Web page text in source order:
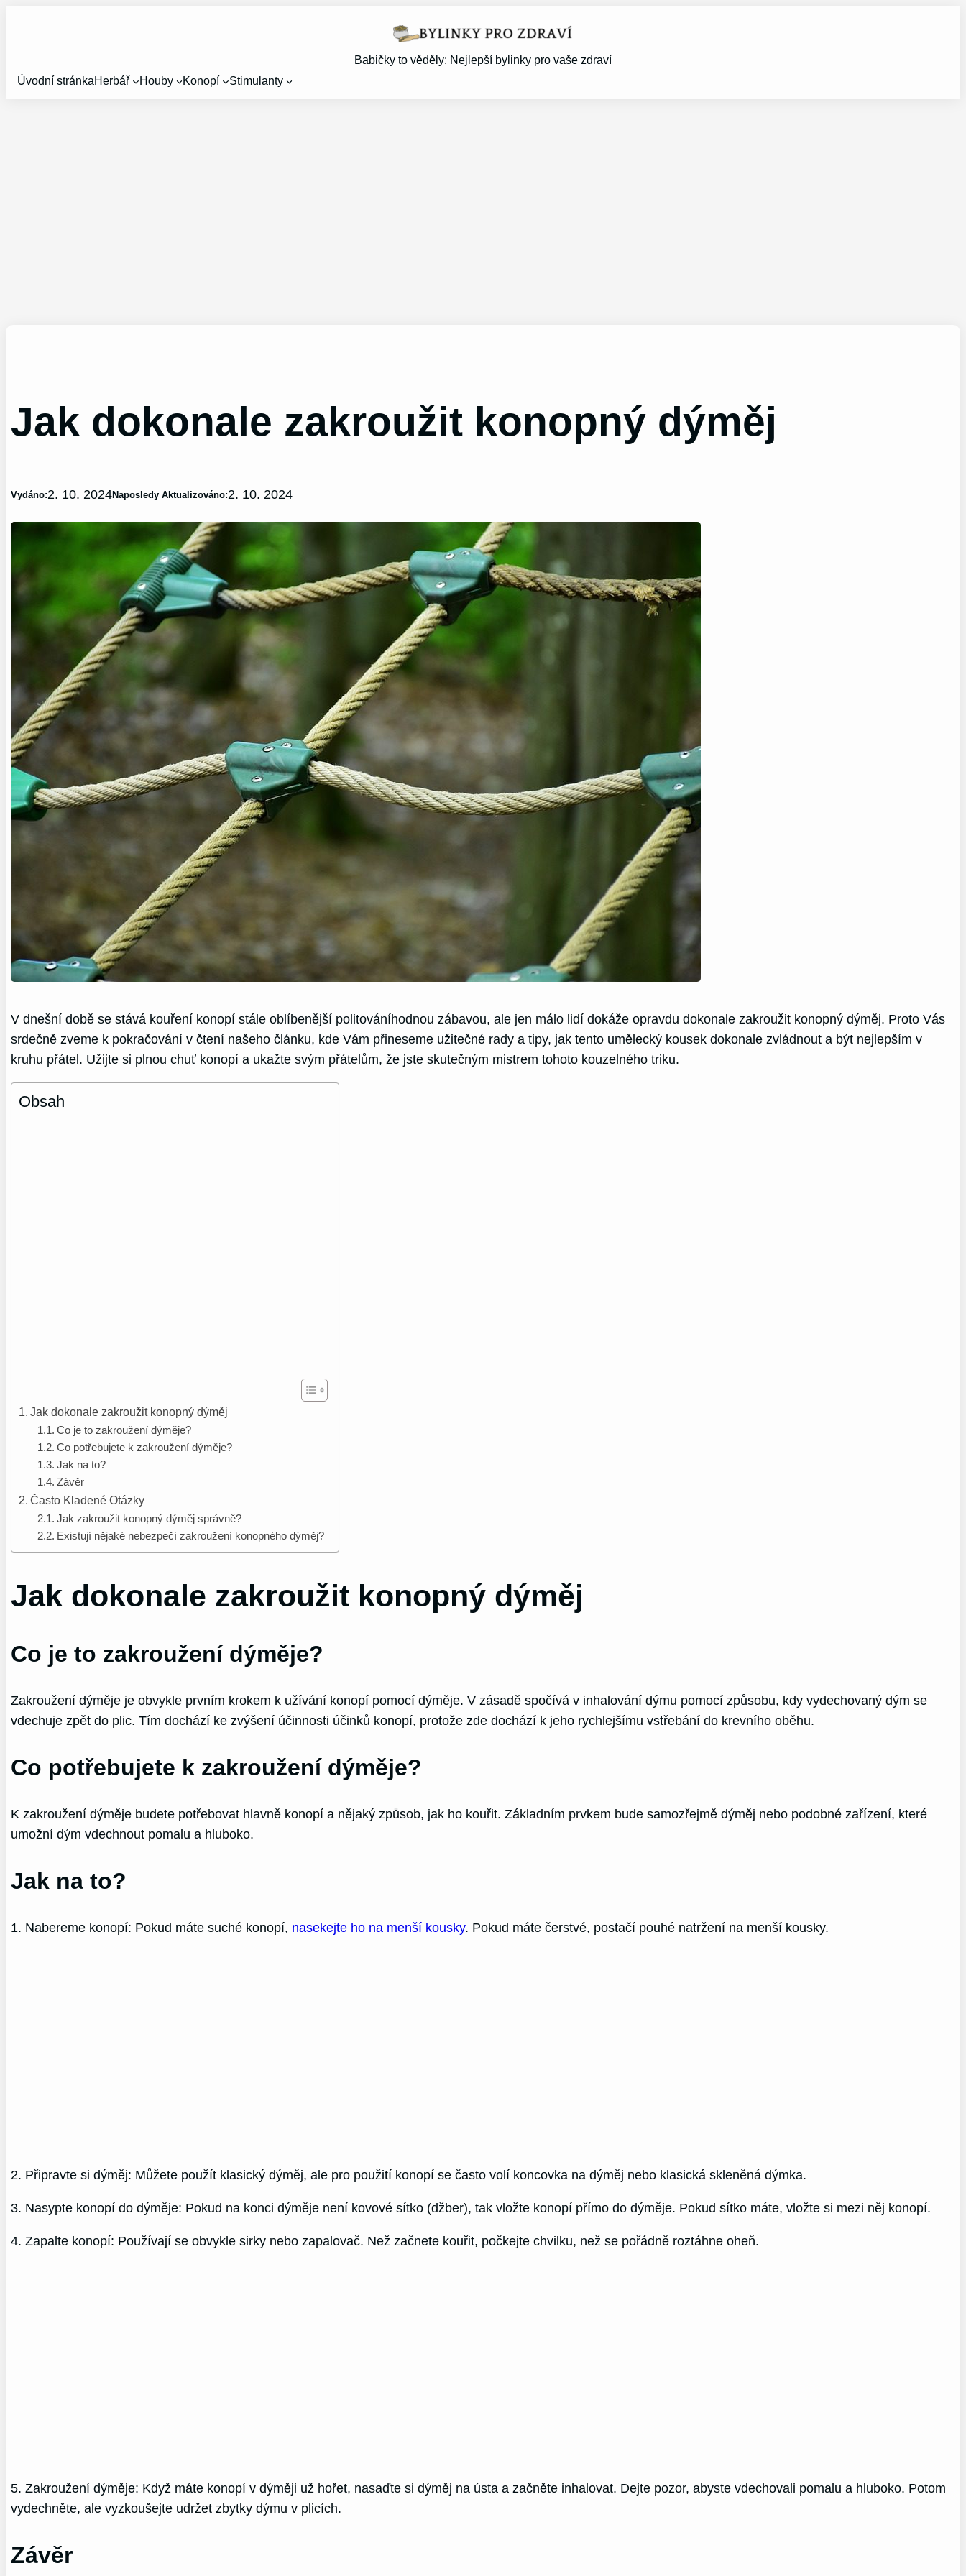
Babičky to věděly: Nejlepší bylinky pro vaše zdraví
Úvodní stránkaHerbář Houby Konopí Stimulanty
Jak dokonale zakroužit konopný dýměj
Vydáno:2. 10. 2024Naposledy Aktualizováno:2. 10. 2024
V dnešní době se stává kouření konopí stále oblíbenější politováníhodnou zábavou, ale jen málo lidí dokáže opravdu dokonale zakroužit konopný dýměj. Proto Vás
srdečně zveme k pokračování v čtení našeho článku, kde Vám přineseme užitečné rady a tipy, jak tento umělecký kousek dokonale zvládnout a být nejlepším v
kruhu přátel. Užijte si plnou chuť konopí a ukažte svým přátelům, že jste skutečným mistrem tohoto kouzelného triku.
Obsah
Jak dokonale zakroužit konopný dýměj
Co je to zakroužení dýměje?
Co potřebujete k zakroužení dýměje?
Jak na to?
Závěr
Často Kladené Otázky
Jak zakroužit konopný dýměj správně?
Existují nějaké nebezpečí zakroužení konopného dýměj?
Jak dokonale zakroužit konopný dýměj
Co je to zakroužení dýměje?
Zakroužení dýměje je obvykle prvním krokem k užívání konopí pomocí dýměje. V zásadě spočívá v inhalování dýmu pomocí způsobu, kdy vydechovaný dým se
vdechuje zpět do plic. Tím dochází ke zvýšení účinnosti účinků konopí, protože zde dochází k jeho rychlejšímu vstřebání do krevního oběhu.
Co potřebujete k zakroužení dýměje?
K zakroužení dýměje budete potřebovat hlavně konopí a nějaký způsob, jak ho kouřit. Základním prvkem bude samozřejmě dýměj nebo podobné zařízení, které
umožní dým vdechnout pomalu a hluboko.
Jak na to?
1. Nabereme konopí: Pokud máte suché konopí, nasekejte ho na menší kousky. Pokud máte čerstvé, postačí pouhé natržení na menší kousky.
2. Připravte si dýměj: Můžete použít klasický dýměj, ale pro použití konopí se často volí koncovka na dýměj nebo klasická skleněná dýmka.
3. Nasypte konopí do dýměje: Pokud na konci dýměje není kovové sítko (džber), tak vložte konopí přímo do dýměje. Pokud sítko máte, vložte si mezi něj konopí.
4. Zapalte konopí: Používají se obvykle sirky nebo zapalovač. Než začnete kouřit, počkejte chvilku, než se pořádně roztáhne oheň.
5. Zakroužení dýměje: Když máte konopí v dýměji už hořet, nasaďte si dýměj na ústa a začněte inhalovat. Dejte pozor, abyste vdechovali pomalu a hluboko. Potom
vydechněte, ale vyzkoušejte udržet zbytky dýmu v plicích.
Závěr